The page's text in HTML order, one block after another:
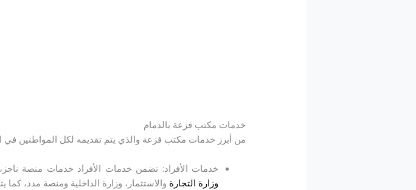
خدمات مكتب فزعة بالدمام
من أبرز خدمات مكتب فزعة والذي يتم تقديمه لكل المواطنين في
خدمات الأفراد: تضمن خدمات الأفراد خدمات منصة ناجز،
وزارة التجارة والاستثمار، وزارة الداخلية ومنصة مدد، كما